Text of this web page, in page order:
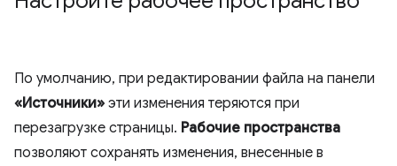
По умолчанию, при редактировании файла на панели
«Источники» эти изменения теряются при
перезагрузке страницы. Рабочие пространства
позволяют сохранять изменения, внесенные в